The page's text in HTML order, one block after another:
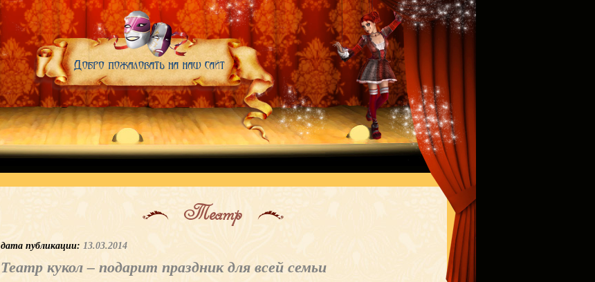
Театр
дата публикации: 13.03.2014
Театр кукол – подарит праздник для всей семьи